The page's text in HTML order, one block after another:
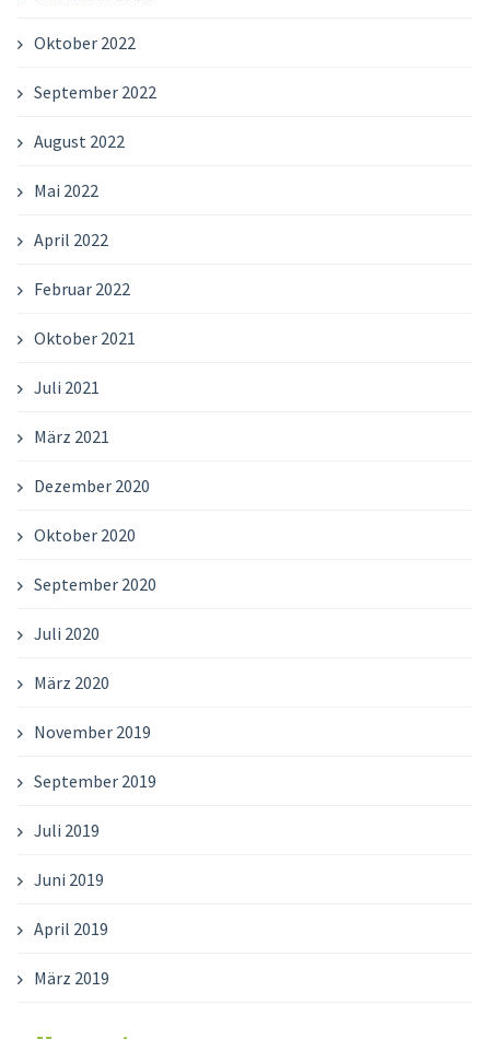
Oktober 2022
September 2022
August 2022
Mai 2022
April 2022
Februar 2022
Oktober 2021
Juli 2021
März 2021
Dezember 2020
Oktober 2020
September 2020
Juli 2020
März 2020
November 2019
September 2019
Juli 2019
Juni 2019
April 2019
März 2019